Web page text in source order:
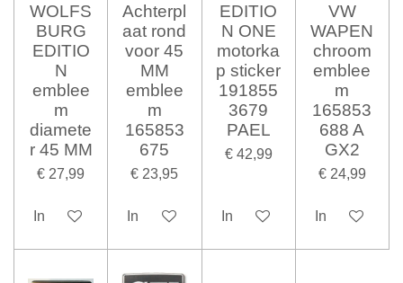
WOLFS
BURG
EDITIO
N
emblee
m
diamete
r 45 MM
€ 27,99
In winkelwagen
Achterpl
aat rond
voor 45
MM
emblee
m
165853
675
€ 23,95
In winkelwagen
EDITIO
N ONE
motorka
p sticker
191855
3679
PAEL
€ 42,99
In winkelwagen
VW
WAPEN
chroom
emblee
m
165853
688 A
GX2
€ 24,99
In